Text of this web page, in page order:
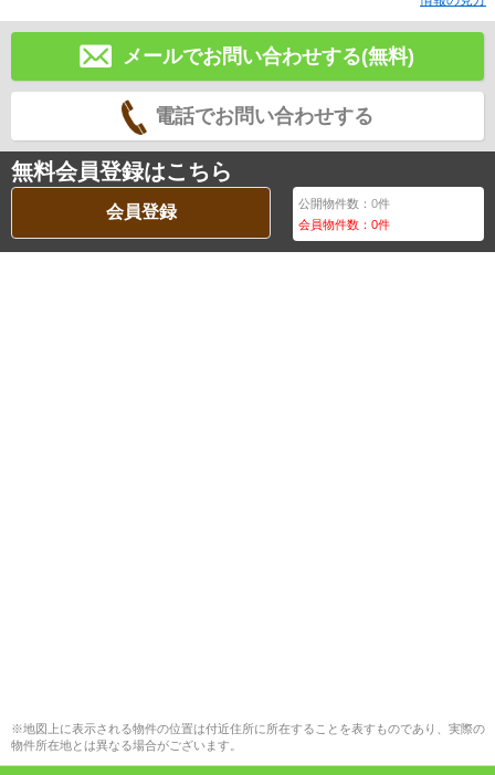
メールでお問い合わせする(無料)
電話でお問い合わせする
無料会員登録はこちら
会員登録 公開物件数：0件
会員物件数：0件
※地図上に表示される物件の位置は付近住所に所在することを表すものであり、実際の
物件所在地とは異なる場合がございます。